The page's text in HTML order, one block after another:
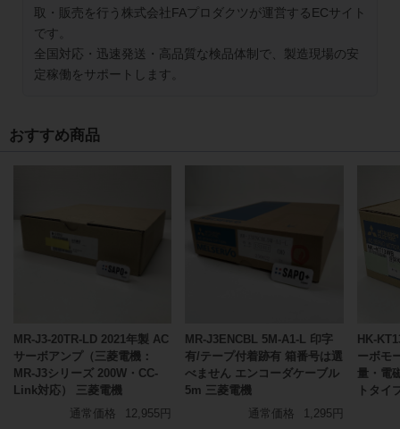
取・販売を行う株式会社FAプロダクツが運営するECサイト
です。
全国対応・迅速発送・高品質な検品体制で、製造現場の安
定稼働をサポートします。
おすすめ商品
MR-J3-20TR-LD 2021年製 AC
サーボアンプ（三菱電機：
MR-J3シリーズ 200W・CC-
Link対応） 三菱電機
通常価格
12,955円
MR-J3ENCBL 5M-A1-L 印字
有/テープ付着跡有 箱番号は選
べません エンコーダケーブル
5m 三菱電機
通常価格
1,295円
HK-
ーボモ
量・電
トタイ